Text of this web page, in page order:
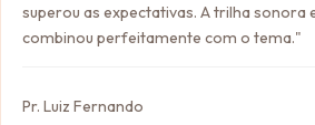
superou as expectativas. A trilha sonora
combinou perfeitamente com o tema."
Pr. Luiz Fernando